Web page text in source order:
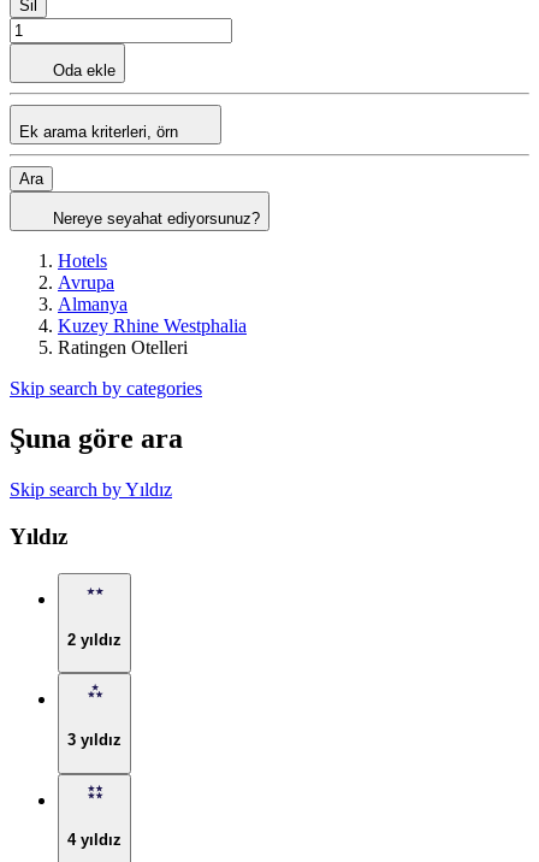
Sil
Oda ekle
Ek arama kriterleri, örn
Ara
Nereye seyahat ediyorsunuz?
Hotels
Avrupa
Almanya
Kuzey Rhine Westphalia
Ratingen Otelleri
Skip search by categories
Şuna göre ara
Skip search by Yıldız
Yıldız
2 yıldız
3 yıldız
4 yıldız